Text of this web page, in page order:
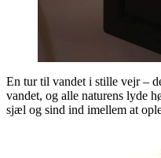
En tur til vandet i stille vejr –
vandet, og alle naturens lyde
sjæl og sind ind imellem at